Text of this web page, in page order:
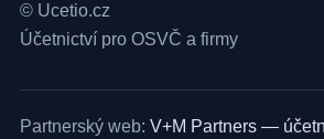
© Ucetio.cz
Účetnictví pro OSVČ a firmy
Partnerský web: V+M Partners —